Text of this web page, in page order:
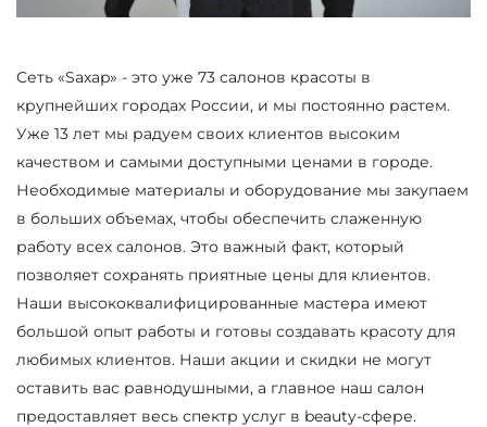
Сеть «Saxap» - это уже 73 салонов красоты в
крупнейших городах России, и мы постоянно растем.
Уже 13 лет мы радуем своих клиентов высоким
качеством и самыми доступными ценами в городе.
Необходимые материалы и оборудование мы закупаем
в больших объемах, чтобы обеспечить слаженную
работу всех салонов. Это важный факт, который
позволяет сохранять приятные цены для клиентов.
Наши высококвалифицированные мастера имеют
большой опыт работы и готовы создавать красоту для
любимых клиентов. Наши акции и скидки не могут
оставить вас равнодушными, а главное наш салон
предоставляет весь спектр услуг в beauty-сфере.